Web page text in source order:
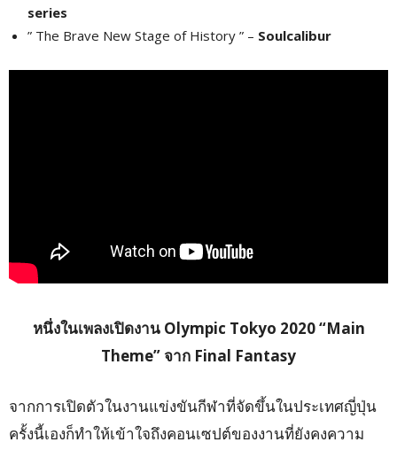
series
” The Brave New Stage of History ” – Soulcalibur
หนึ่งในเพลงเปิดงาน Olympic Tokyo 2020 “Main
Theme” จาก Final Fantasy
จากการเปิดตัวในงานแข่งขันกีฬาที่จัดขึ้นในประเทศญี่ปุ่น
ครั้งนี้เองก็ทำให้เข้าใจถึงคอนเซปต์ของงานที่ยังคงความ